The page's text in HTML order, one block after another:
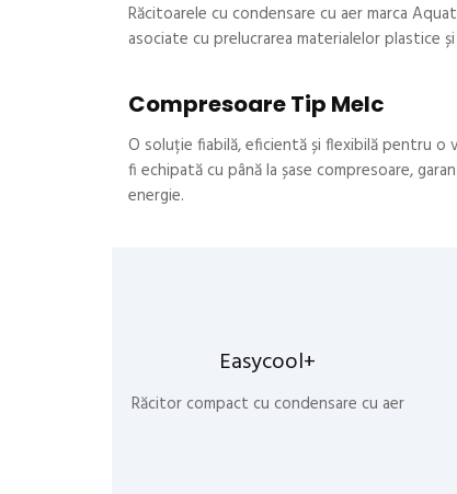
Răcitoarele cu condensare cu aer marca
asociate cu prelucrarea materialelor plastice
Compresoare Tip Melc
O soluție fiabilă, eficientă și flexibilă pentru o
fi echipată cu până la șase compresoare,
energie.
Easycool+
Răcitor compact cu condensare cu aer